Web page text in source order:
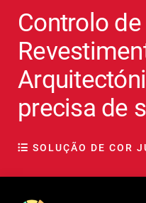
Controlo
precisa de
SOLUÇÃO DE COR